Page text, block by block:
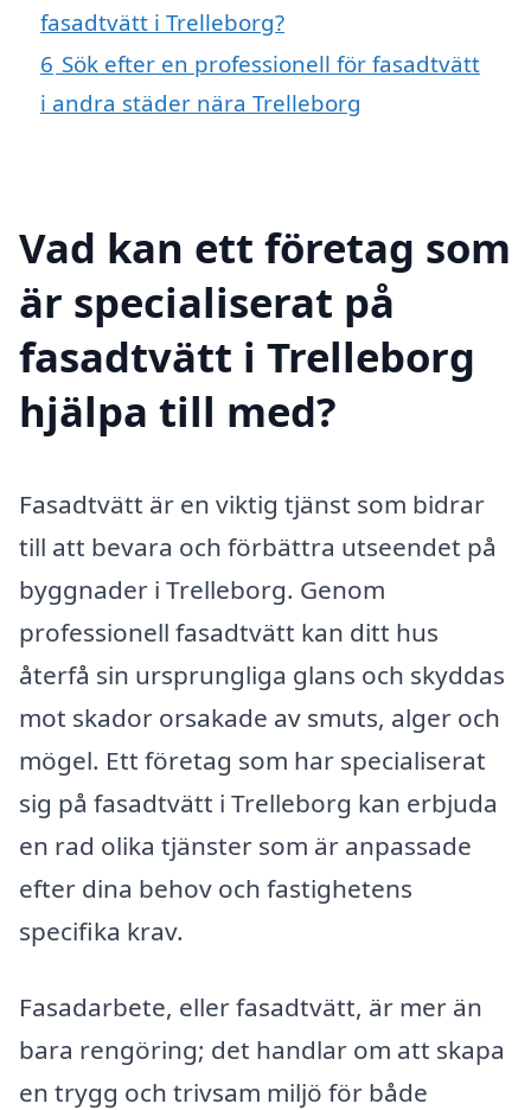
fasadtvätt i Trelleborg?
6 Sök efter en professionell för fasadtvätt
i andra städer nära Trelleborg
Vad kan ett företag som
är specialiserat på
fasadtvätt i Trelleborg
hjälpa till med?
Fasadtvätt är en viktig tjänst som bidrar
till att bevara och förbättra utseendet på
byggnader i Trelleborg. Genom
professionell fasadtvätt kan ditt hus
återfå sin ursprungliga glans och skyddas
mot skador orsakade av smuts, alger och
mögel. Ett företag som har specialiserat
sig på fasadtvätt i Trelleborg kan erbjuda
en rad olika tjänster som är anpassade
efter dina behov och fastighetens
specifika krav.
Fasadarbete, eller fasadtvätt, är mer än
bara rengöring; det handlar om att skapa
en trygg och trivsam miljö för både